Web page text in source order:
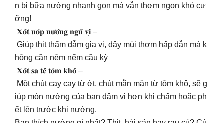
n bị bữa nướng nhanh gọn mà vẫn thơm ngon khó cư
ỡng!
𝐗𝐨̂́𝐭 𝐮̛𝐨̛́𝐩 𝐧𝐮̛𝐨̛́𝐧𝐠 𝐧𝐠𝐮̃ 𝐯𝐢̣ –
Giúp thịt thấm đẫm gia vị, dậy mùi thơm hấp dẫn mà k
hông cần nêm nếm cầu kỳ
𝐗𝐨̂́𝐭 𝐬𝐚 𝐭𝐞̂́ 𝐭𝐨̂𝐦 𝐤𝐡𝐨̂ –
Một chút cay cay từ ớt, chút mằn mặn từ tôm khô, sẽ g
iúp món nướng của bạn đậm vị hơn khi chấm hoặc ph
ết lên trước khi nướng.